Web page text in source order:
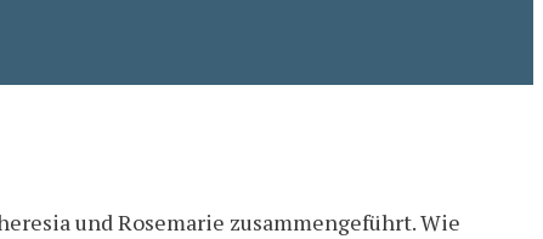
und Rosemarie zusammengeführt. Wie